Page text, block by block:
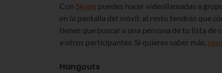
Con Skype puedes hacer videollamadas a
en la pantalla del móvil: al resto tendrás que
tienes que buscar a una persona de tu lista de
a otros participantes. Si quieres saber más,
Hangouts